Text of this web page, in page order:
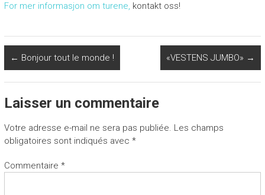
For mer informasjon om turene, kontakt oss!
← Bonjour tout le monde ! «VESTENS JUMBO» →
Laisser un commentaire
Votre adresse e-mail ne sera pas publiée. Les champs
obligatoires sont indiqués avec *
Commentaire *